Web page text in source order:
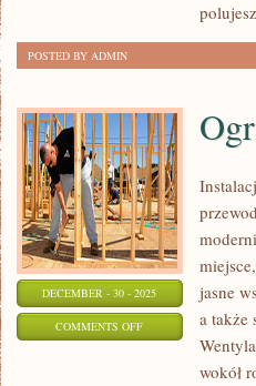
POSTED BY ADMIN
DECEMBER - 30 - 2025
COMMENTS OFFON
OGRZEWANIE
jasne
a także
wokół